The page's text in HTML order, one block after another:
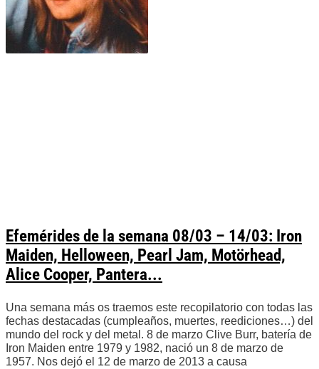
Efemérides de la semana 08/03 – 14/03: Iron
Maiden, Helloween, Pearl Jam, Motörhead,
Alice Cooper, Pantera...
Una semana más os traemos este recopilatorio con todas las
fechas destacadas (cumpleaños, muertes, reediciones…) del
mundo del rock y del metal. 8 de marzo Clive Burr, batería de
Iron Maiden entre 1979 y 1982, nació un 8 de marzo de
1957. Nos dejó el 12 de marzo de 2013 a causa